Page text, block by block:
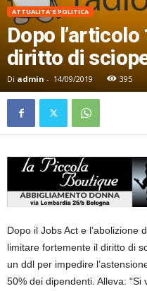
ATTUALITA' E POLITICA
Dopo l’articolo
diritto di
Di admin - 14/09/2019 395
Dopo il Jobs Act e l’abolizione
limitare fortemente il diritto di
un ddl per impedire
50% dei dipendenti. Alleva: